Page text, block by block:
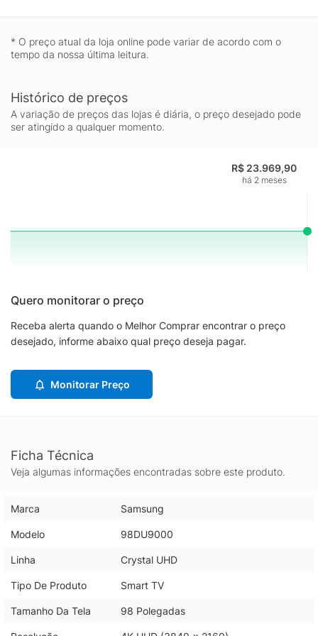
* O preço atual da loja online pode variar de acordo com o
tempo da nossa última leitura.
Histórico de preços
A variação de preços das lojas é diária, o preço desejado pode
ser atingido a qualquer momento.
R$ 23.969,90
há 2 meses
Quero monitorar o preço
Receba alerta quando o Melhor Comprar encontrar o preço
desejado, informe abaixo qual preço deseja pagar.
Monitorar Preço
Ficha Técnica
Veja algumas informações encontradas sobre este produto.
Marca Samsung
Modelo 98DU9000
Linha Crystal UHD
Tipo De Produto Smart TV
Tamanho Da Tela 98 Polegadas